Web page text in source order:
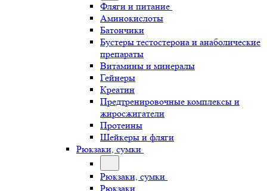
Фляги и питание
Аминокислоты
Батончики
Бустеры тестостерона и анаболические
препараты
Витамины и минералы
Гейнеры
Креатин
Предтренировочные комплексы и
жиросжигатели
Протеины
Шейкеры и фляги
Рюкзаки, сумки
Рюкзаки, сумки
Рюкзаки